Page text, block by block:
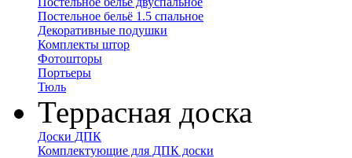
Постельное бельё 1.5 спальное
Декоративные подушки
Комплекты штор
Фотошторы
Портьеры
Тюль
Террасная доска
Доски ДПК
Комплектующие для ДПК доски